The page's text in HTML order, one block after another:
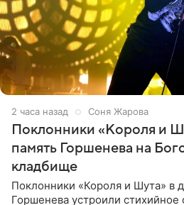
2 часа назад Соня Жарова
Поклонники «Короля и
память Горшенева на
кладбище
Поклонники «Короля и Шута» в
Горшенева устроили стихийное